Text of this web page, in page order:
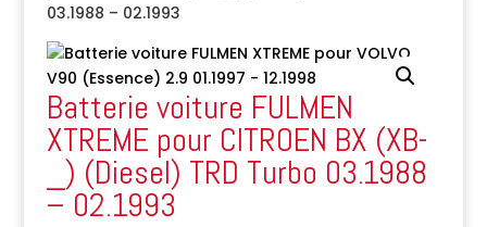
03.1988 – 02.1993
Batterie voiture FULMEN
XTREME pour CITROEN BX (XB-
_) (Diesel) TRD Turbo 03.1988
– 02.1993